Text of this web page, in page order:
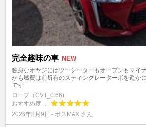
完全趣味の車 NEW
独身なオヤジにはツーシーターもオープンもマイ
かも燃費は前所有のスティングレーターボを遥か
です
ローブ（CVT_0.66)
おすすめ度 ：
2026年8月9日 - ボスMAX さん